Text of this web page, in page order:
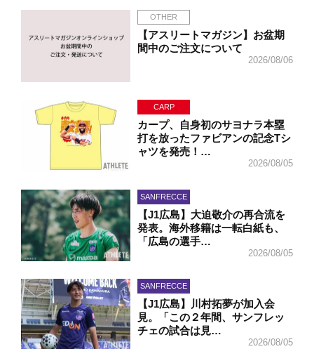
OTHER
【アスリートマガジン】お盆期
間中のご注文について
2026/08/06
CARP
カープ、自身初のサヨナラ本塁
打を放ったファビアンの記念Tシ
ャツを発売！…
2026/08/05
SANFRECCE
【J1広島】大迫敬介の再合流を
発表。海外移籍は一転白紙も、
「広島の選手…
2026/08/05
SANFRECCE
【J1広島】川村拓夢が加入会
見。「この２年間、サンフレッ
チェの試合は見…
2026/08/05